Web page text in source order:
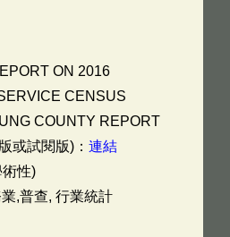
ON 2016
CENSUS
COUNTY REPORT
或試閱版)： 連結
性)
,普查, 行業統計